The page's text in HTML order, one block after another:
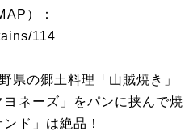
）：
114
県の郷土料理「山賊焼き」
ネーズ」をパンに挟んで焼
ド」は絶品！